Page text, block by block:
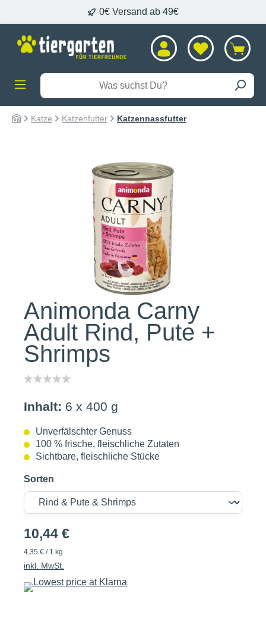
0€ Versand ab 49€
Katze Katzenfutter Katzennassfutter
Bildergalerie überspringen
Animonda Carny
Adult Rind, Pute +
Shrimps
Inhalt: 6 x 400 g
Unverfälschter Genuss
100 % frische, fleischliche Zutaten
Sichtbare, fleischliche Stücke
Sorten
10,44 €
4,35 € / 1 kg
inkl. MwSt.